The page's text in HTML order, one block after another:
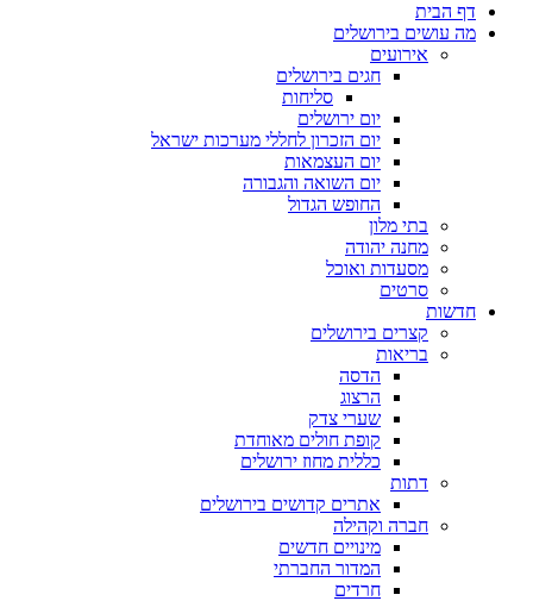
דף הבית
מה עושים בירושלים
אירועים
חגים בירושלים
סליחות
יום ירושלים
יום הזכרון לחללי מערכות ישראל
יום העצמאות
יום השואה והגבורה
החופש הגדול
בתי מלון
מחנה יהודה
מסעדות ואוכל
סרטים
חדשות
קצרים בירושלים
בריאות
הדסה
הרצוג
שערי צדק
קופת חולים מאוחדת
כללית מחוז ירושלים
דתות
אתרים קדושים בירושלים
חברה וקהילה
מינויים חדשים
המדור החברתי
חרדים